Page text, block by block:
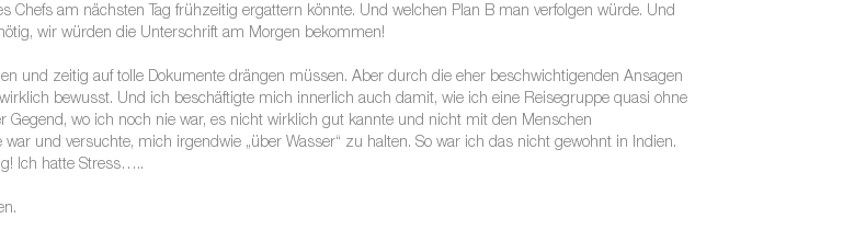
am nächsten Tag frühzeitig ergattern könnte. Und welchen Plan B man verfolgen würde. Und
wir würden die Unterschrift am Morgen bekommen!
und zeitig auf tolle Dokumente drängen müssen. Aber durch die eher beschwichtigenden Ansagen
bewusst. Und ich beschäftigte mich innerlich auch damit, wie ich eine Reisegruppe quasi ohne
Gegend, wo ich noch nie war, es nicht wirklich gut kannte und nicht mit den Menschen
und versuchte, mich irgendwie „über Wasser“ zu halten. So war ich das nicht gewohnt in Indien.
Ich hatte Stress…..